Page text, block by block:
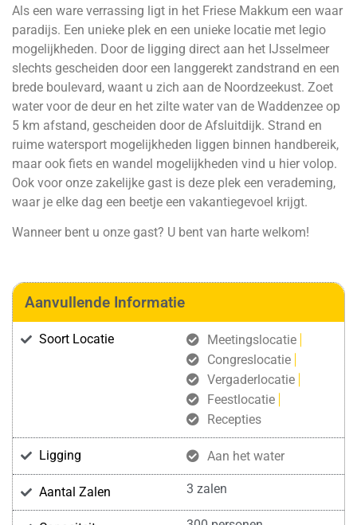
Als een ware verrassing ligt in het Friese Makkum een waar
paradijs. Een unieke plek en een unieke locatie met legio
mogelijkheden. Door de ligging direct aan het IJsselmeer
slechts gescheiden door een langgerekt zandstrand en een
brede boulevard, waant u zich aan de Noordzeekust. Zoet
water voor de deur en het zilte water van de Waddenzee op
5 km afstand, gescheiden door de Afsluitdijk. Strand en
ruime watersport mogelijkheden liggen binnen handbereik,
maar ook fiets en wandel mogelijkheden vind u hier volop.
Ook voor onze zakelijke gast is deze plek een verademing,
waar je elke dag een beetje een vakantiegevoel krijgt.
Wanneer bent u onze gast? U bent van harte welkom!
Aanvullende Informatie
Soort Locatie
Meetingslocatie
Congreslocatie
Vergaderlocatie
Feestlocatie
Recepties
Ligging Aan het water
Aantal Zalen 3 zalen